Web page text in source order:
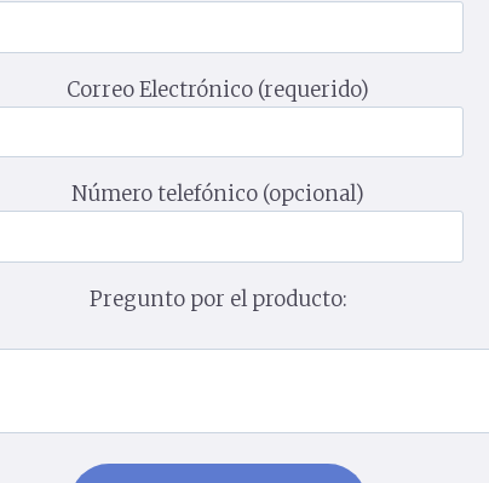
Correo Electrónico (requerido)
Número telefónico (opcional)
Pregunto por el producto: